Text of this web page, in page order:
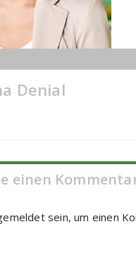
Denial
einen
sein, um einen